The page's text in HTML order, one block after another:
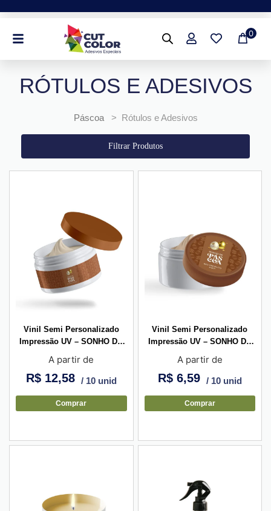
0
RÓTULOS E ADESIVOS
Páscoa> Rótulos e Adesivos
Filtrar Produtos
Vinil Semi Personalizado
Impressão UV – SONHO DE
A partir de
R$12,58 / 10 unid
Comprar
Vinil Semi Personalizado
Impressão UV – SONHO DE
A partir de
R$6,59 / 10 unid
Comprar